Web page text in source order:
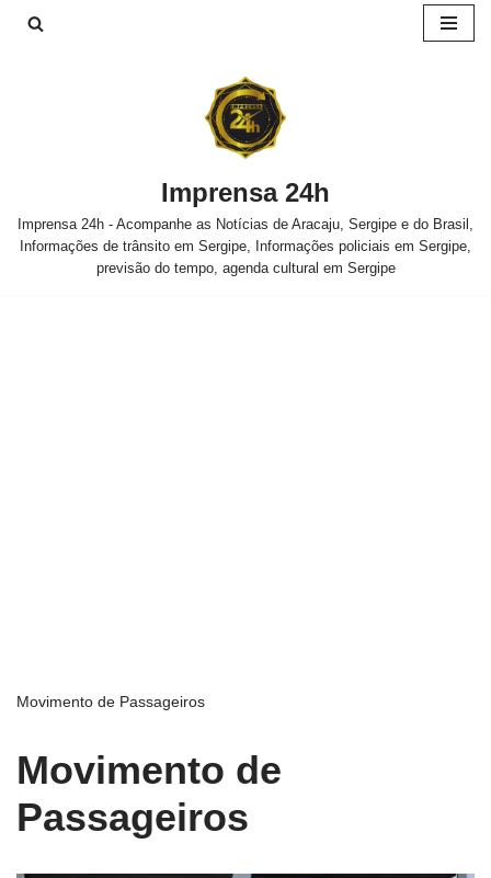
Imprensa 24h
Imprensa 24h - Acompanhe as Notícias de Aracaju, Sergipe e do Brasil,
Informações de trânsito em Sergipe, Informações policiais em Sergipe,
previsão do tempo, agenda cultural em Sergipe
Movimento de Passageiros
Movimento de
Passageiros